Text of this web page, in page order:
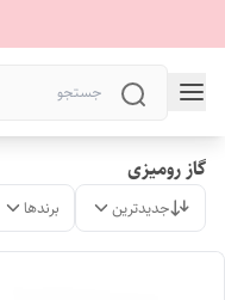
گاز رومیزی
جدیدترین برندها